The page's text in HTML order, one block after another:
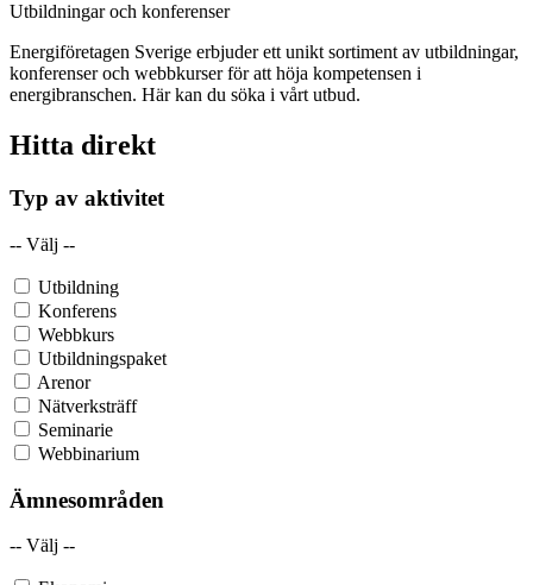
Utbildningar och konferenser
Energiföretagen Sverige erbjuder ett unikt sortiment av utbildningar,
konferenser och webbkurser för att höja kompetensen i
energibranschen. Här kan du söka i vårt utbud.
Hitta direkt
Typ av aktivitet
-- Välj --
Utbildning
Konferens
Webbkurs
Utbildningspaket
Arenor
Nätverksträff
Seminarie
Webbinarium
Ämnesområden
-- Välj --